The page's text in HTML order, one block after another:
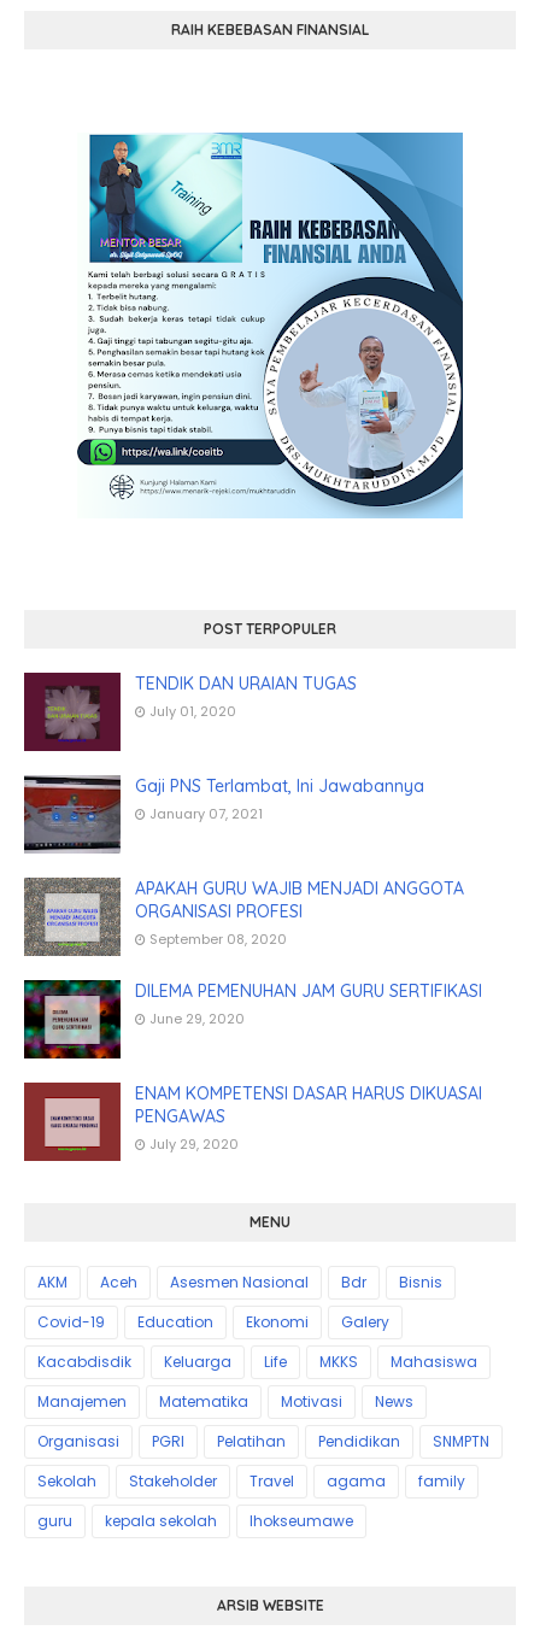
RAIH KEBEBASAN FINANSIAL
POST TERPOPULER
TENDIK DAN URAIAN TUGAS
July 01, 2020
Gaji PNS Terlambat, Ini Jawabannya
January 07, 2021
APAKAH GURU WAJIB MENJADI ANGGOTA
ORGANISASI PROFESI
September 08, 2020
DILEMA PEMENUHAN JAM GURU SERTIFIKASI
June 29, 2020
ENAM KOMPETENSI DASAR HARUS DIKUASAI
PENGAWAS
July 29, 2020
MENU
AKM Aceh Asesmen Nasional Bdr
Bisnis
Covid-19
Education Ekonomi
Galery
Kacabdisdik
Keluarga Life MKKS
Mahasiswa
Manajemen
Matematika Motivasi
News
Organisasi
PGRI Pelatihan Pendidikan
SNMPTN
Sekolah
Stakeholder Travel agama
family
guru
kepala sekolah lhokseumawe
ARSIB WEBSITE